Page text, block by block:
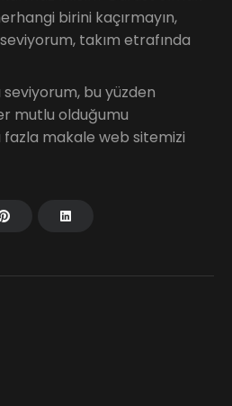
birini kaçırmayın,
takım etrafında
seviyorum, bu yüzden
mutlu olduğumu
makale web sitemizi